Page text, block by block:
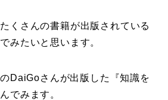
くさんの書籍が出版されている
みたいと思います。
DaiGoさんが出版した『知識を
でみます。